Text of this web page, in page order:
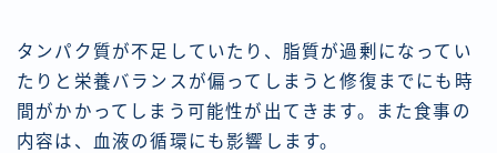
タンパク質が不足していたり、脂質が過剰になってい
たりと栄養バランスが偏ってしまうと修復までにも時
間がかかってしまう可能性が出てきます。また食事の
内容は、血液の循環にも影響します。